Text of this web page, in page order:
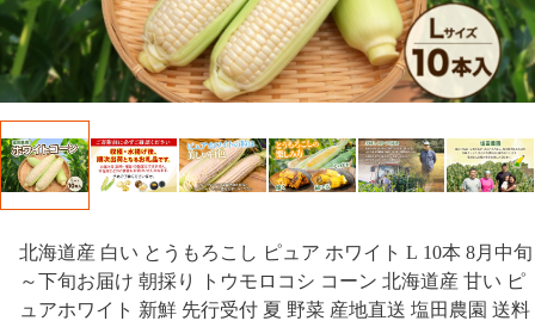
北海道産 白い とうもろこし ピュア ホワイト L 10本 8月中旬
～下旬お届け 朝採り トウモロコシ コーン 北海道産 甘い ピ
ュアホワイト 新鮮 先行受付 夏 野菜 産地直送 塩田農園 送料